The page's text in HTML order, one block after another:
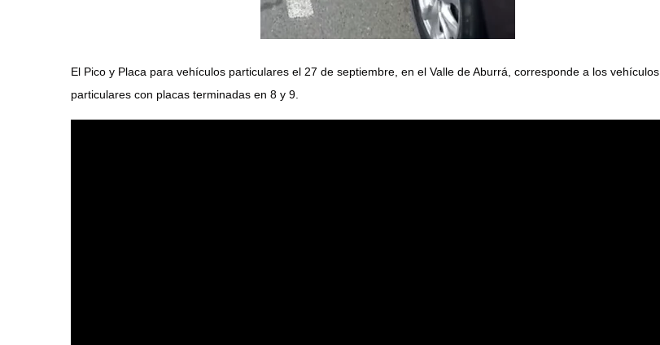
El Pico y Placa para vehículos particulares el 27 de septiembre, en el Valle de Aburrá, corresponde a los vehículos
particulares con placas terminadas en 8 y 9.